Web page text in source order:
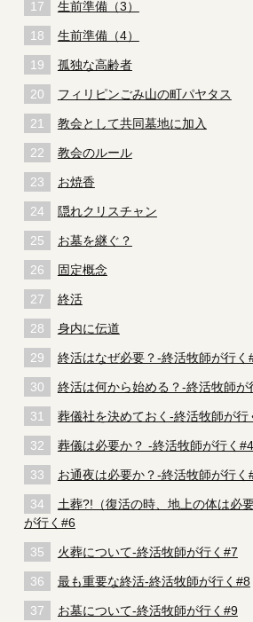
生前準備（3）
生前準備（4）
孤独な高齢者
フィリピンごみ山の町パヤタス
教会として共同墓地に加入
教会のルール
お焼香
隠れクリスチャン
お墓を継ぐ？
固定概念
終活
身内に伝道
終活はなぜ必要？-終活牧師が行く
終活は何から始める？-終活牧師が
葬儀社を決めておく-終活牧師が行
葬儀は必要か？ -終活牧師が行く#4
お通夜は必要か？-終活牧師が行く
土葬?!（復活の時、地上の体は必
が行く#6
火葬について-終活牧師が行く#7
最も重要な終活-終活牧師が行く#8
お墓について-終活牧師が行く#9